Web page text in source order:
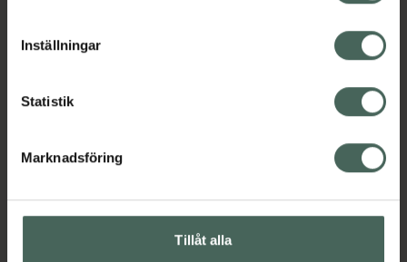
cookieinställningar. Ett återkallat samtycke påverkar inte
lagligheten av behandling som skett innan återkallelsen.
Inställningar
Statistik
Marknadsföring
Tillåt alla